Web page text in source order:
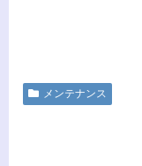
メンテナンス